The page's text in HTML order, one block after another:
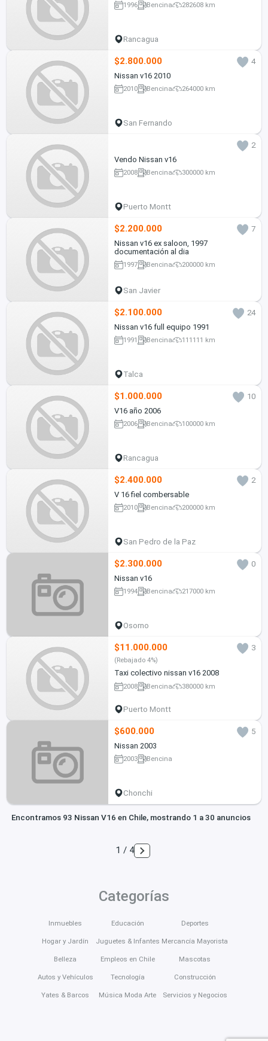
1996 Bencina 282608 km
Rancagua
$2.800.000
4
Nissan v16 2010
2010 Bencina 264000 km
San Fernando
2
Vendo Nissan v16
2008 Bencina 300000 km
Puerto Montt
$2.200.000
7
Nissan v16 ex saloon, 1997
documentación al dia
1997 Bencina 200000 km
San Javier
$2.100.000
24
Nissan v16 full equipo 1991
1991 Bencina 111111 km
Talca
$1.000.000
10
V16 año 2006
2006 Bencina 100000 km
Rancagua
$2.400.000
2
V 16 fiel combersable
2010 Bencina 200000 km
San Pedro de la Paz
$2.300.000
0
Nissan v16
1994 Bencina 217000 km
Osorno
$11.000.000 3
(Rebajado 4%)
Taxi colectivo nissan v16 2008
2008 Bencina 380000 km
Puerto Montt
$600.000
5
Nissan 2003
2003 Bencina
Chonchi
Encontramos 93 Nissan V16 en Chile, mostrando 1 a 30 anuncios
1 / 4
Categorías
Inmuebles
Hogar y Jardín
Belleza
Autos y Vehículos
Yates & Barcos
Educación
Juguetes & Infantes
Empleos en Chile
Tecnología
Música Moda Arte
Deportes
Mercancía Mayorista
Mascotas
Construcción
Servicios y Negocios